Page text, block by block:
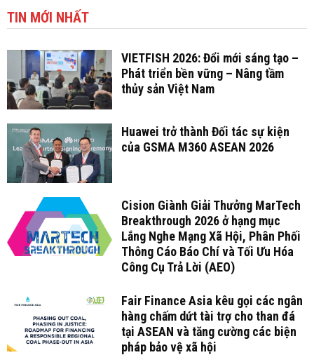
TIN MỚI NHẤT
VIETFISH 2026: Đổi mới sáng tạo –
Phát triển bền vững – Nâng tầm
thủy sản Việt Nam
Huawei trở thành Đối tác sự kiện
của GSMA M360 ASEAN 2026
Cision Giành Giải Thưởng MarTech
Breakthrough 2026 ở hạng mục
Lắng Nghe Mạng Xã Hội, Phân Phối
Thông Cáo Báo Chí và Tối Ưu Hóa
Công Cụ Trả Lời (AEO)
Fair Finance Asia kêu gọi các ngân
hàng chấm dứt tài trợ cho than đá
tại ASEAN và tăng cường các biện
pháp bảo vệ xã hội